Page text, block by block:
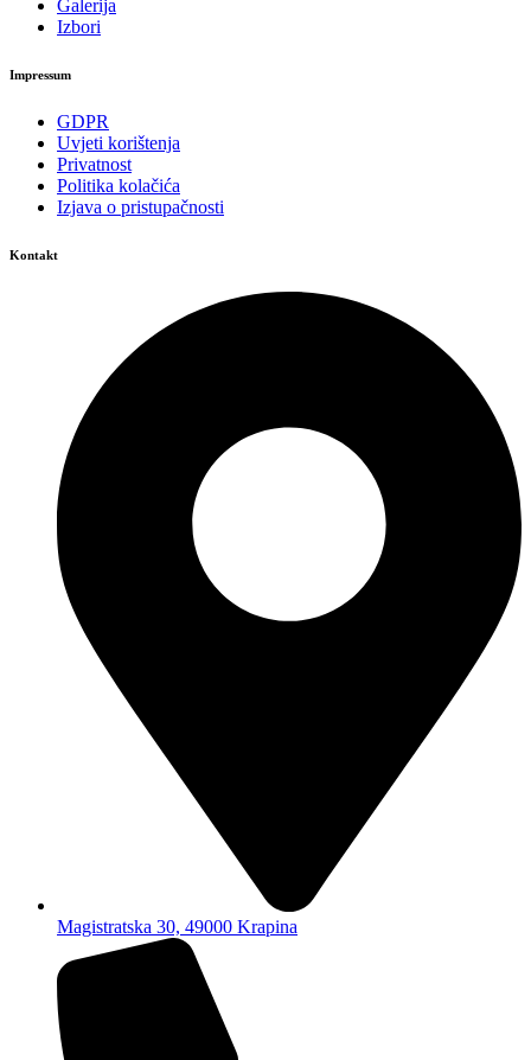
Galerija
Izbori
Impressum
GDPR
Uvjeti korištenja
Privatnost
Politika kolačića
Izjava o pristupačnosti
Kontakt
Magistratska 30, 49000 Krapina